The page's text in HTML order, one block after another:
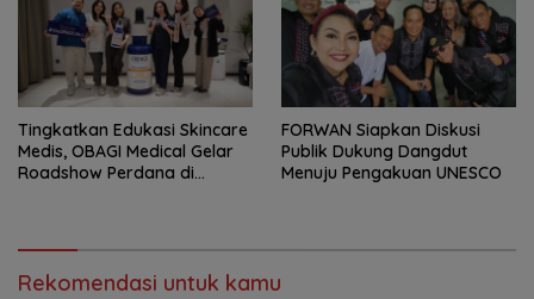
Tingkatkan Edukasi Skincare
Medis, OBAGI Medical Gelar
Roadshow Perdana di
FORWAN Siapkan Diskusi
Publik Dukung Dangdut
Menuju Pengakuan UNESCO
Rekomendasi untuk kamu